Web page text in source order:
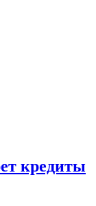
кредиты